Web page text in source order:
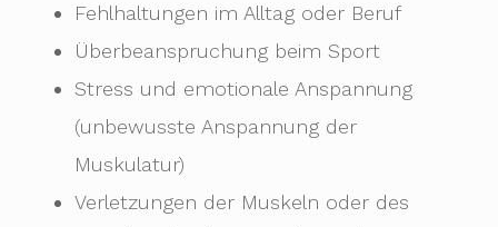
Fehlhaltungen im Alltag oder Beruf
Überbeanspruchung beim Sport
Stress und emotionale Anspannung
(unbewusste Anspannung der
Muskulatur)
Verletzungen der Muskeln oder des